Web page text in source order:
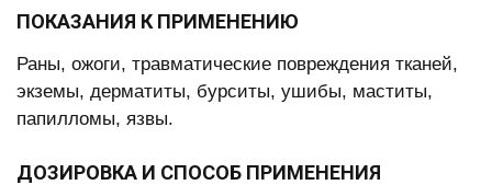
ПОКАЗАНИЯ К ПРИМЕНЕНИЮ
Раны, ожоги, травматические повреждения тканей,
экземы, дерматиты, бурситы, ушибы, маститы,
папилломы, язвы.
ДОЗИРОВКА И СПОСОБ ПРИМЕНЕНИЯ